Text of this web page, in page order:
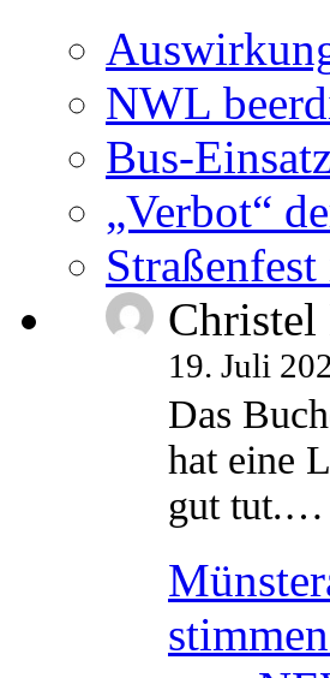
NWL
Bus-
„Verbot“
Christel
19. Juli
Das
hat eine
gut tut.…